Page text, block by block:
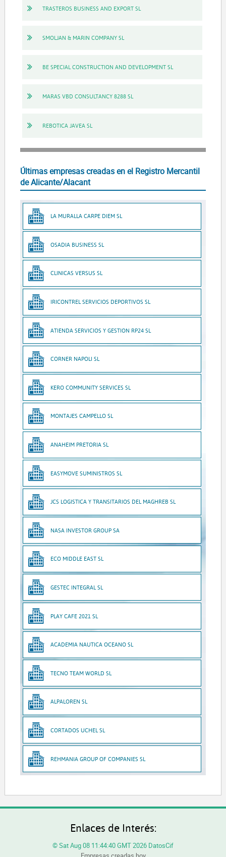
TRASTEROS BUSINESS AND EXPORT SL
SMOLJAN & MARIN COMPANY SL
BE SPECIAL CONSTRUCTION AND DEVELOPMENT SL
MARAS VBD CONSULTANCY 8288 SL
REBOTICA JAVEA SL
Últimas empresas creadas en el Registro Mercantil
de Alicante/Alacant
LA MURALLA CARPE DIEM SL
OSADIA BUSINESS SL
CLINICAS VERSUS SL
IRICONTREL SERVICIOS DEPORTIVOS SL
ATIENDA SERVICIOS Y GESTION RP24 SL
CORNER NAPOLI SL
KERO COMMUNITY SERVICES SL
MONTAJES CAMPELLO SL
ANAHEIM PRETORIA SL
EASYMOVE SUMINISTROS SL
JCS LOGISTICA Y TRANSITARIOS DEL MAGHREB SL
NASA INVESTOR GROUP SA
ECO MIDDLE EAST SL
GESTEC INTEGRAL SL
PLAY CAFE 2021 SL
ACADEMIA NAUTICA OCEANO SL
TECNO TEAM WORLD SL
ALPALOREN SL
CORTADOS UCHEL SL
REHMANIA GROUP OF COMPANIES SL
Enlaces de Interés:
© Sat Aug 08 11:44:40 GMT 2026 DatosCif